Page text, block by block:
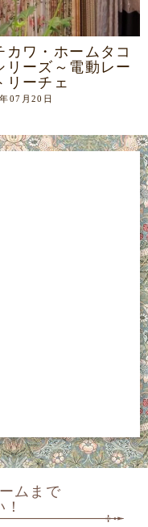
カワ・ホームタコ
リーズ～電動レー
リーチェ
07月20日
ムまで